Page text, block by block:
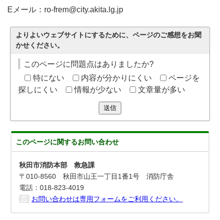
Eメール：ro-frem@city.akita.lg.jp
よりよいウェブサイトにするために、ページのご感想をお聞
かせください。
このページに問題点はありましたか?
特にない
内容が分かりにくい
ページを
探しにくい
情報が少ない 文章量が多い
送信
このページに関するお問い合わせ
秋田市消防本部 救急課
〒010-8560 秋田市山王一丁目1番1号 消防庁舎
電話：018-823-4019
お問い合わせは専用フォームをご利用ください。